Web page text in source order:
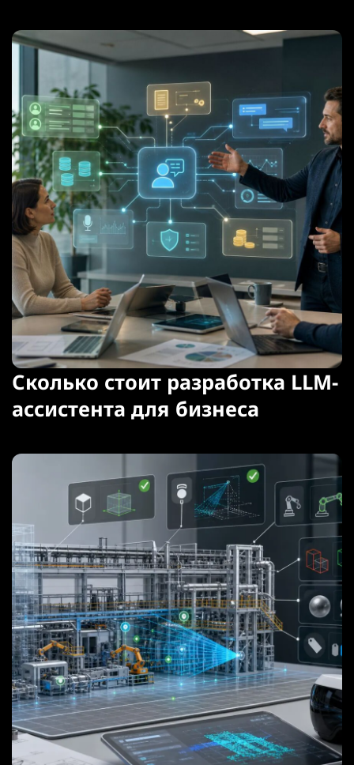
Сколько стоит разработка LLM-
ассистента для бизнеса